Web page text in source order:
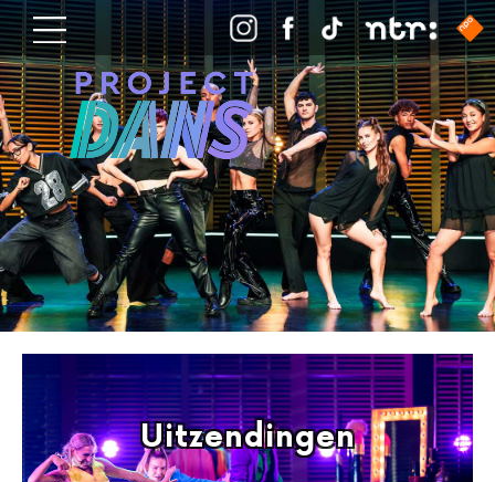
Uitzendingen